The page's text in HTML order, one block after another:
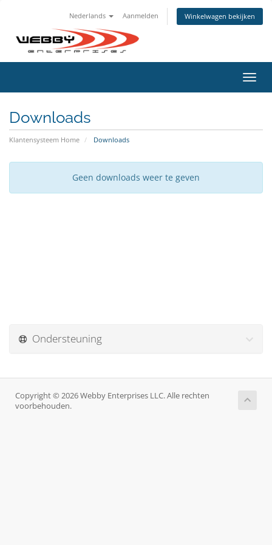
Nederlands Aanmelden Winkelwagen bekijken
in-/
Downloads
Klantensysteem Home Downloads
Geen downloads weer te geven
Ondersteuning
Copyright © 2026 Webby Enterprises LLC. Alle rechten
voorbehouden.